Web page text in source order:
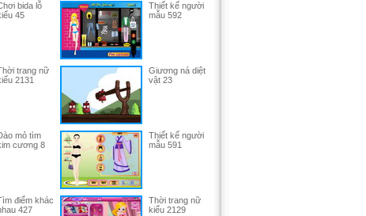
bida lỗ
45
Thiết kế người
mẫu 592
trang nữ
2131
Giương ná diệt
vật 23
mỏ tìm
cương 8
Thiết kế người
mẫu 591
điểm khác
427
Thời trang nữ
kiểu 2129